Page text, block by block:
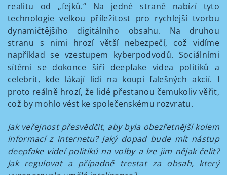
realitu od „fejků.“ Na jedné straně nabízí tyto
technologie velkou příležitost pro rychlejší tvorbu
dynamičtějšího digitálního obsahu. Na druhou
stranu s nimi hrozí větší nebezpečí, což vidíme
například se vzestupem kyberpodvodů. Sociálními
sítěmi se dokonce šíří deepfake videa politiků a
celebrit, kde lákají lidi na koupi falešných akcií. I
proto reálně hrozí, že lidé přestanou čemukoliv věřit,
což by mohlo vést ke společenskému rozvratu.
Jak veřejnost přesvědčit, aby byla obezřetnější kolem
informací z internetu? Jaký dopad bude mít nástup
deepfake videí politiků na volby a lze jim nějak čelit?
Jak regulovat a případně trestat za obsah, který